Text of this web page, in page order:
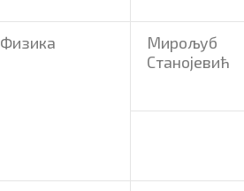
Физика
Мирољуб
Станојевић